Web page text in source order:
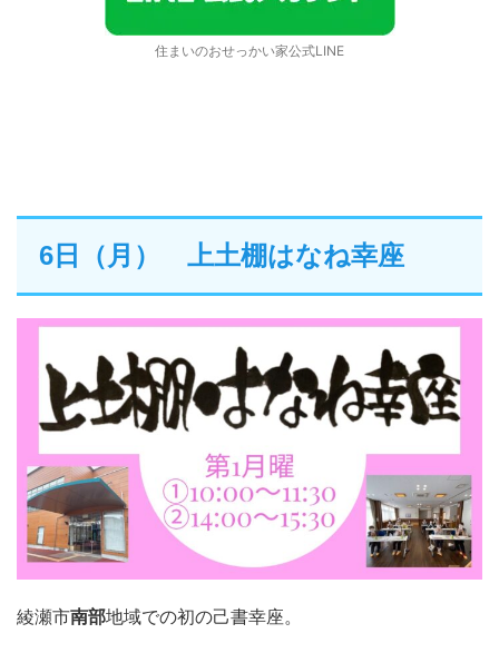
住まいのおせっかい家公式LINE
6日（月） 上土棚はなね幸座
綾瀬市南部地域での初の己書幸座。